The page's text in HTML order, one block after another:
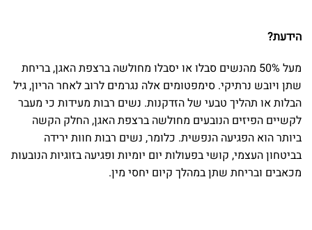
הידעת?
מעל 50% מהנשים סבלו או יסבלו מחולשה ברצפת האגן, בריחת
שתן ויובש נרתיקי. סימפטומים אלה נגרמים לרוב לאחר הריון, גיל
הבלות או תהליך טבעי של הזדקנות. נשים רבות מעידות כי מעבר
לקשיים הפיזים הנובעים מחולשה ברצפת האגן, החלק הקשה
ביותר הוא הפגיעה הנפשית. כלומר, נשים רבות חוות ירידה
בביטחון העצמי, קושי בפעולות יום יומיות ופגיעה בזוגיות הנובעות
מכאבים ובריחת שתן במהלך קיום יחסי מין.